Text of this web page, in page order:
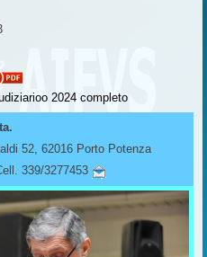
2024 completo
52, 62016 Porto Potenza
339/3277453